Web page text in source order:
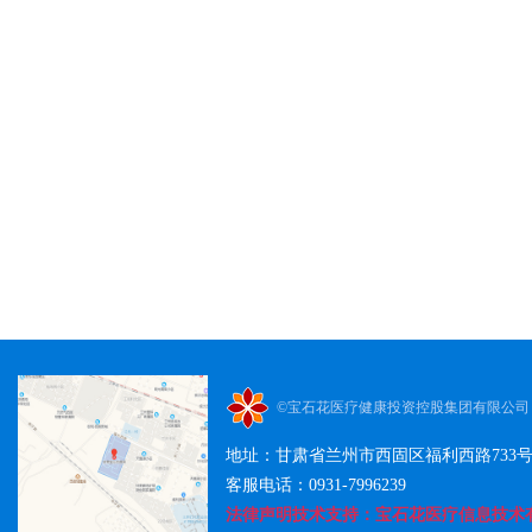
©宝石花医疗健康投资控股集团有限公
地址：甘肃省兰州市西固区福利西路733号
客服电话：0931-7996239
法律声明技术支持：宝石花医疗信息技术